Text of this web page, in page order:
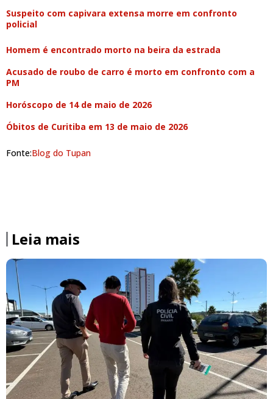
Suspeito com capivara extensa morre em confronto
policial
Homem é encontrado morto na beira da estrada
Acusado de roubo de carro é morto em confronto com a
PM
Horóscopo de 14 de maio de 2026
Óbitos de Curitiba em 13 de maio de 2026
Fonte:Blog do Tupan
Leia mais